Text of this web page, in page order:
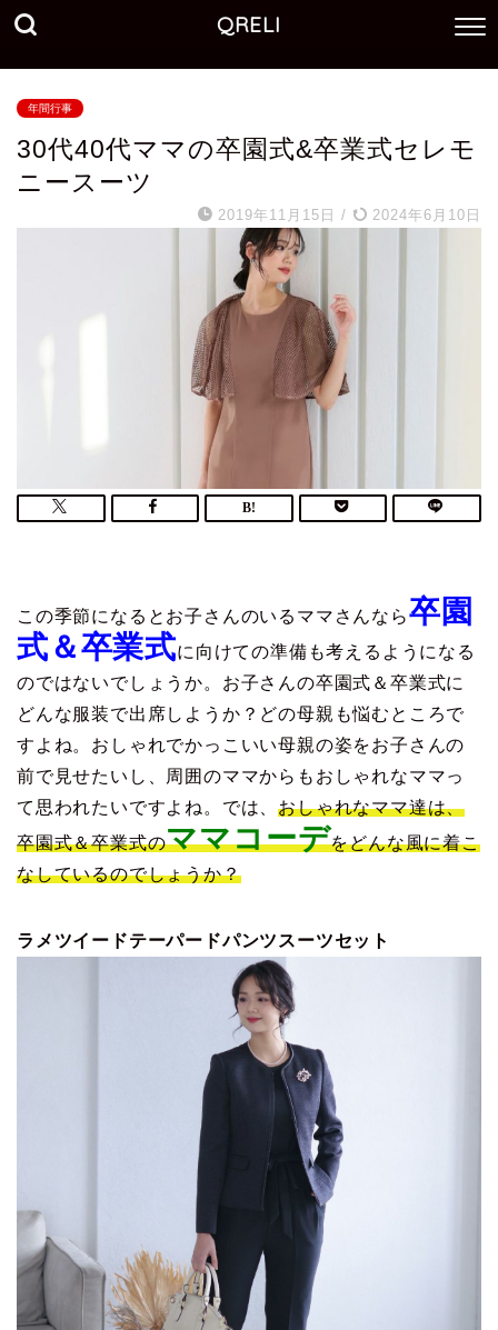
QRELI
年間行事
30代40代ママの卒園式&卒業式セレモ
ニースーツ
2019年11月15日 / 2024年6月10日
この季節になるとお子さんのいるママさんなら卒園
式＆卒業式に向けての準備も考えるようになる
のではないでしょうか。お子さんの卒園式＆卒業式に
どんな服装で出席しようか？どの母親も悩むところで
すよね。おしゃれでかっこいい母親の姿をお子さんの
前で見せたいし、周囲のママからもおしゃれなママっ
て思われたいですよね。では、おしゃれなママ達は、
卒園式＆卒業式のママコーデをどんな風に着こ
なしているのでしょうか？
ラメツイードテーパードパンツスーツセット